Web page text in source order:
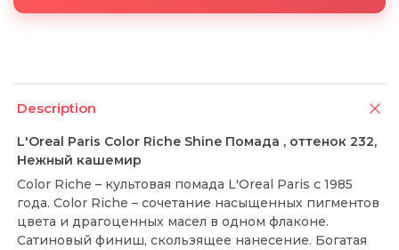
Description
L'Oreal Paris Color Riche Shine Помада , оттенок 232,
Нежный кашемир
Color Riche – культовая помада L'Oreal Paris с 1985
года. Color Riche – сочетание насыщенных пигментов
цвета и драгоценных масел в одном флаконе.
Сатиновый финиш, скользящее нанесение. Богатая